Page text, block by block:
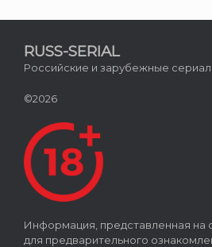
RUSS-SERIAL
Российские и зарубежные
©2026
Информация, представленная на
для предварительного